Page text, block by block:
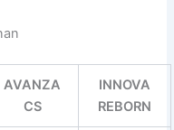
AVANZA
CS
INNOVA
REBORN